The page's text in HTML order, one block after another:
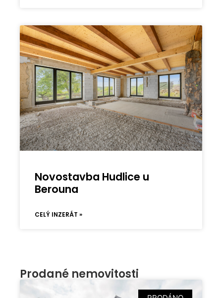
Novostavba Hudlice u
Berouna
CELÝ INZERÁT »
Prodané nemovitosti